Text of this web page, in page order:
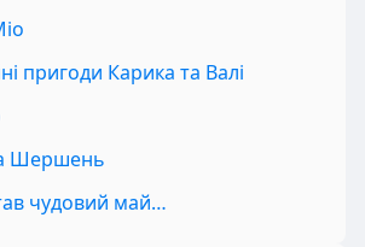
пригоди Карика та Валі
Шершень
чудовий май…